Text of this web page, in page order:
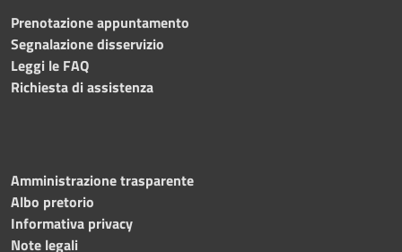
Prenotazione appuntamento
Segnalazione disservizio
Leggi le FAQ
Richiesta di assistenza
Amministrazione trasparente
Albo pretorio
Informativa privacy
Note legali